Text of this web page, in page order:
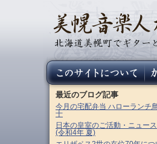
最近のブログ記事
今月の宅配弁当 ハローランチ
十
日本の皇室のご活動・ニュース
(令和4年 夏)